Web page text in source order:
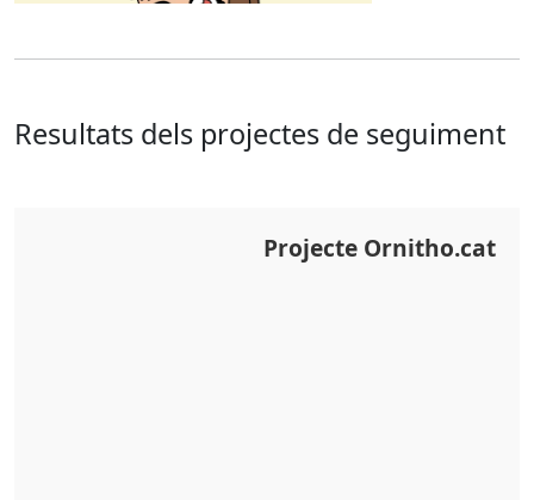
Resultats dels projectes de seguiment
Projecte Ornitho.cat